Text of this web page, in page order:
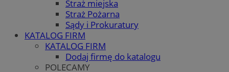
Straż miejska
Straż Pożarna
Sądy i Prokuratury
KATALOG FIRM
KATALOG FIRM
Dodaj firmę do katalogu
POLECAMY